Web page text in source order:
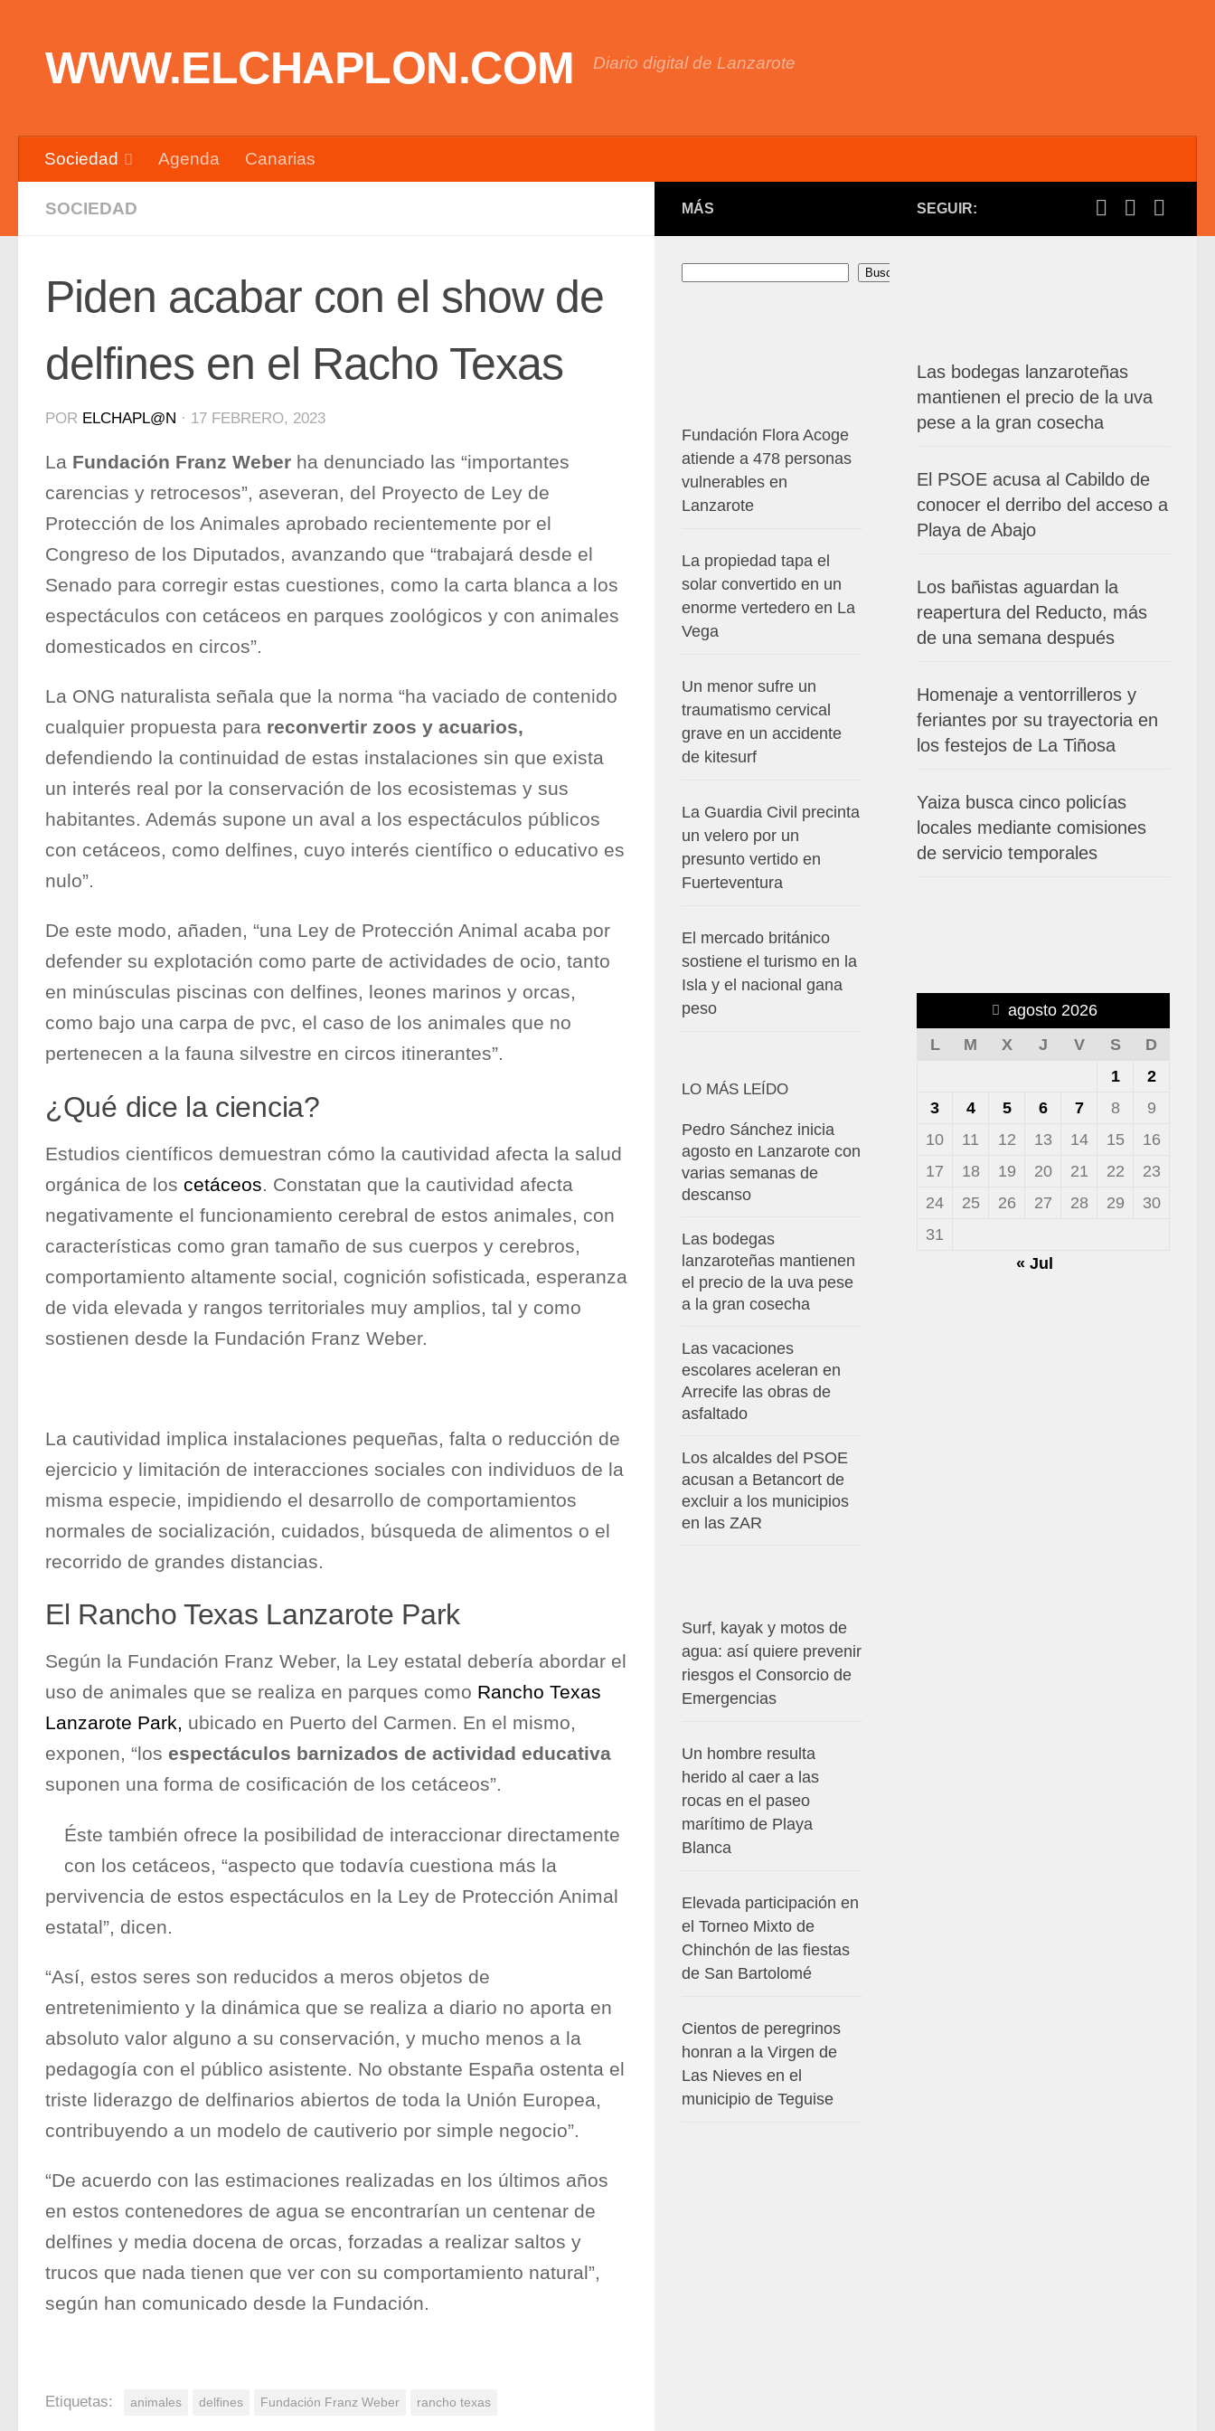
WWW.ELCHAPLON.COM Diario digital de Lanzarote
Sociedad Agenda Canarias
SOCIEDAD
Piden acabar con el show de
delfines en el Racho Texas
POR ELCHAPL@N · 17 FEBRERO, 2023
La Fundación Franz Weber ha denunciado las “importantes
carencias y retrocesos”, aseveran, del Proyecto de Ley de
Protección de los Animales aprobado recientemente por el
Congreso de los Diputados, avanzando que “trabajará desde el
Senado para corregir estas cuestiones, como la carta blanca a los
espectáculos con cetáceos en parques zoológicos y con animales
domesticados en circos”.
La ONG naturalista señala que la norma “ha vaciado de contenido
cualquier propuesta para reconvertir zoos y acuarios,
defendiendo la continuidad de estas instalaciones sin que exista
un interés real por la conservación de los ecosistemas y sus
habitantes. Además supone un aval a los espectáculos públicos
con cetáceos, como delfines, cuyo interés científico o educativo es
nulo”.
De este modo, añaden, “una Ley de Protección Animal acaba por
defender su explotación como parte de actividades de ocio, tanto
en minúsculas piscinas con delfines, leones marinos y orcas,
como bajo una carpa de pvc, el caso de los animales que no
pertenecen a la fauna silvestre en circos itinerantes”.
¿Qué dice la ciencia?
Estudios científicos demuestran cómo la cautividad afecta la salud
orgánica de los cetáceos. Constatan que la cautividad afecta
negativamente el funcionamiento cerebral de estos animales, con
características como gran tamaño de sus cuerpos y cerebros,
comportamiento altamente social, cognición sofisticada, esperanza
de vida elevada y rangos territoriales muy amplios, tal y como
sostienen desde la Fundación Franz Weber.
La cautividad implica instalaciones pequeñas, falta o reducción de
ejercicio y limitación de interacciones sociales con individuos de la
misma especie, impidiendo el desarrollo de comportamientos
normales de socialización, cuidados, búsqueda de alimentos o el
recorrido de grandes distancias.
El Rancho Texas Lanzarote Park
Según la Fundación Franz Weber, la Ley estatal debería abordar el
uso de animales que se realiza en parques como Rancho Texas
Lanzarote Park, ubicado en Puerto del Carmen. En el mismo,
exponen, “los espectáculos barnizados de actividad educativa
suponen una forma de cosificación de los cetáceos”.
Éste también ofrece la posibilidad de interaccionar directamente
con los cetáceos, “aspecto que todavía cuestiona más la
pervivencia de estos espectáculos en la Ley de Protección Animal
estatal”, dicen.
“Así, estos seres son reducidos a meros objetos de
entretenimiento y la dinámica que se realiza a diario no aporta en
absoluto valor alguno a su conservación, y mucho menos a la
pedagogía con el público asistente. No obstante España ostenta el
triste liderazgo de delfinarios abiertos de toda la Unión Europea,
contribuyendo a un modelo de cautiverio por simple negocio”.
“De acuerdo con las estimaciones realizadas en los últimos años
en estos contenedores de agua se encontrarían un centenar de
delfines y media docena de orcas, forzadas a realizar saltos y
trucos que nada tienen que ver con su comportamiento natural”,
según han comunicado desde la Fundación.
Etiquetas: animales delfines Fundación Franz Weber rancho texas
SEGUIR:
Las bodegas lanzaroteñas
mantienen el precio de la uva
pese a la gran cosecha
El PSOE acusa al Cabildo de
conocer el derribo del acceso a
Playa de Abajo
Los bañistas aguardan la
reapertura del Reducto, más
de una semana después
Homenaje a ventorrilleros y
feriantes por su trayectoria en
los festejos de La Tiñosa
Yaiza busca cinco policías
locales mediante comisiones
de servicio temporales
agosto 2026
L
M X J V S
D
1
2
3
4 5 6 7 8
9
10
11 12 13 14 15
16
17
18 19 20 21 22
23
24
25 26 27 28 29
30
31
« Jul
MÁS
Buscar
Fundación Flora Acoge
atiende a 478 personas
vulnerables en
Lanzarote
La propiedad tapa el
solar convertido en un
enorme vertedero en La
Vega
Un menor sufre un
traumatismo cervical
grave en un accidente
de kitesurf
La Guardia Civil precinta
un velero por un
presunto vertido en
Fuerteventura
El mercado británico
sostiene el turismo en la
Isla y el nacional gana
peso
LO MÁS LEÍDO
Pedro Sánchez inicia
agosto en Lanzarote con
varias semanas de
descanso
Las bodegas
lanzaroteñas mantienen
el precio de la uva pese
a la gran cosecha
Las vacaciones
escolares aceleran en
Arrecife las obras de
asfaltado
Los alcaldes del PSOE
acusan a Betancort de
excluir a los municipios
en las ZAR
Surf, kayak y motos de
agua: así quiere prevenir
riesgos el Consorcio de
Emergencias
Un hombre resulta
herido al caer a las
rocas en el paseo
marítimo de Playa
Blanca
Elevada participación en
el Torneo Mixto de
Chinchón de las fiestas
de San Bartolomé
Cientos de peregrinos
honran a la Virgen de
Las Nieves en el
municipio de Teguise